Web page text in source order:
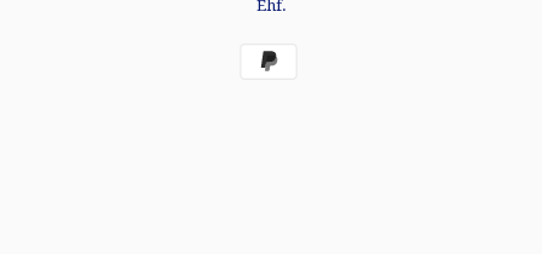
Ehf.